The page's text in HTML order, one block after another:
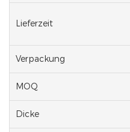
Lieferzeit
Verpackung
MOQ
Dicke